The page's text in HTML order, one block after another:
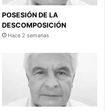
POSESIÓN DE LA
DESCOMPOSICIÓN
Hace 2 semanas